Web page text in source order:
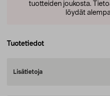
tuotteiden joukosta.
löydät
Tuotetiedot
Lisätietoja